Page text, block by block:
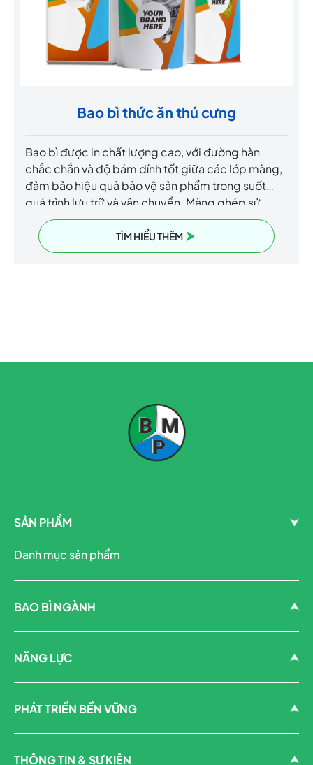
Bao bì thức ăn thú cưng
Bao bì được in chất lượng cao, với đường hàn
chắc chắn và độ bám dính tốt giữa các lớp màng,
đảm bảo hiệu quả bảo vệ sản phẩm trong suốt
quá trình lưu trữ và vận chuyển. Màng ghép sử
dụng công nghệ không dung môi, mang lại sự an
toàn, thân thiện với môi trường và chất lượng vượt
trội.
TÌM HIỂU THÊM
SẢN PHẨM
Danh mục sản phẩm
BAO BÌ NGÀNH
NĂNG LỰC
PHÁT TRIỂN BỀN VỮNG
THÔNG TIN & SỰ KIỆN